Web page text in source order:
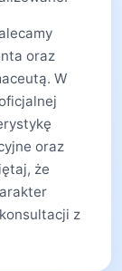
oraz
W
oraz
że
z